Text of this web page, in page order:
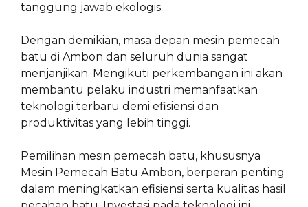
tanggung jawab ekologis.
Dengan demikian, masa depan mesin pemecah
batu di Ambon dan seluruh dunia sangat
menjanjikan. Mengikuti perkembangan ini akan
membantu pelaku industri memanfaatkan
teknologi terbaru demi efisiensi dan
produktivitas yang lebih tinggi.
Pemilihan mesin pemecah batu, khususnya
Mesin Pemecah Batu Ambon, berperan penting
dalam meningkatkan efisiensi serta kualitas hasil